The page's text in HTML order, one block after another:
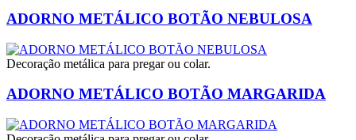
ADORNO METÁLICO BOTÃO NEBULOSA
Decoração metálica para pregar ou colar.
ADORNO METÁLICO BOTÃO MARGARIDA